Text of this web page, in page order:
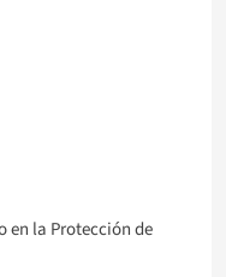
en la Protección de